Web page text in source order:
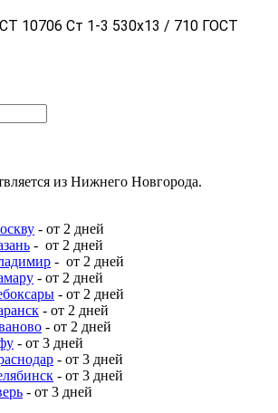
10706 Ст 1-3 530x13 / 710 ГОСТ
из Нижнего Новгорода.
- от 2 дней
- от 2 дней
- от 2 дней
- от 2 дней
- от 2 дней
- от 2 дней
- от 2 дней
- от 3 дней
- от 3 дней
- от 3 дней
- от 3 дней